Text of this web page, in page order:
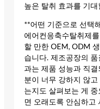
높은 탈취 효과를 기
**어떤 기준으로 선택
에어컨응축수탈취제
할 만한 OEM, ODM
습니다. 제조공장의
과는 제품 성능과 직
분이 너무 강하지 않
는지도 살펴보는 게
면 오래도록 안심하고